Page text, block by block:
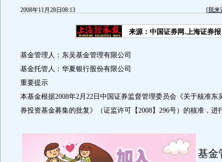
2008年11月28日08:13 [我来
来源：中国证券网.上海证券报
基金管理人：东吴基金管理有限公司
基金托管人：华夏银行股份有限公司
重要提示
本基金根据2008年2月22日中国证券监督管理委员会《关于核准东
券投资基金募集的批复》（证监许可【2008】296号）的核准，进
基金